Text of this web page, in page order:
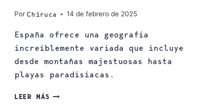
PorChiruca 14 de febrero de 2025
España ofrece una geografía
increíblemente variada que incluye
desde montañas majestuosas hasta
playas paradisíacas.
LEER MÁS